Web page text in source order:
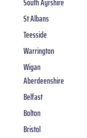
St Albans
Teesside
Warrington
Wigan
Aberdeenshire
Belfast
Bolton
Bristol